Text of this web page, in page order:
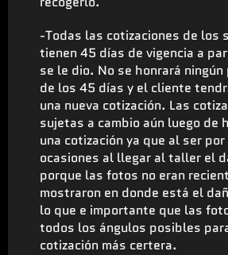
-Todas las cotizaciones de los
tienen 45 días de vigencia a
se le dio. No se honrará ningún
de los 45 días y el cliente
una nueva cotización. Las
sujetas a cambio aún luego de
una cotización ya que al ser
ocasiones al llegar al taller el
porque las fotos no eran
mostraron en donde está el
lo que e importante que las
todos los ángulos posibles
cotización más certera.